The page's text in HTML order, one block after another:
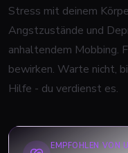
Stress mit deinem
Angstzustände und
anhaltendem Mobbing.
bewirken. Warte nicht,
Hilfe - du verdienst es.
EMPFOHLEN VON